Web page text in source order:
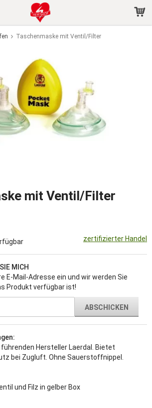
Taschenmaske mit Ventil/Filter
mit Ventil/Filter
zertifizierter Handel
MICH
E-Mail-Adresse ein und wir werden Sie
Produkt verfügbar ist!
ABSCHICKEN
Hersteller Laerdal. Bietet
bei Zugluft. Ohne Sauerstoffnippel.
und Filz in gelber Box